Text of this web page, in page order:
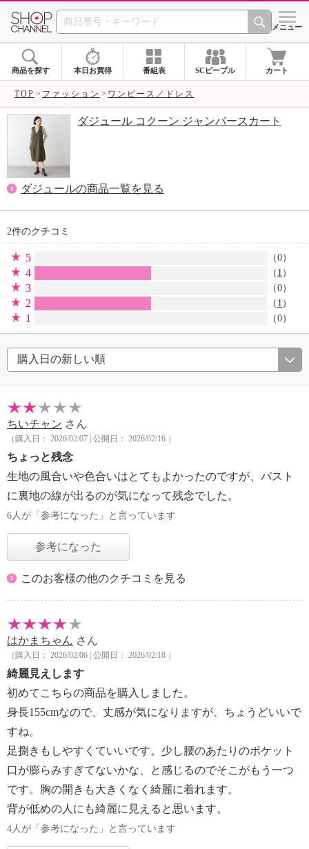
SHOP CHANNEL シメニュー
商品を探す 本日お買得 番組表 SCピープル カート
TOP ファッション ワンピース／ドレス
ダジュール コクーン ジャンパースカート
ダジュールの商品一覧を見る
2件のクチコミ
5 （0）
4 （ 1 ）
3 （0）
2 （ 1 ）
1 （0）
ちいチャン さん
（購入日： 2026/02/07 | 公開日： 2026/02/16 ）
ちょっと残念
生地の風合いや色合いはとてもよかったのですが、バスト
に裏地の線が出るのが気になって残念でした。
6人が「参考になった」と言っています
参考になった
このお客様の他のクチコミを見る
はかまちゃん さん
（購入日： 2026/02/06 | 公開日： 2026/02/18 ）
綺麗見えします
初めてこちらの商品を購入しました。
身長155cmなので、丈感が気になりますが、ちょうどいいで
すね。
足捌きもしやすくていいです。少し腰のあたりのポケット
口が膨らみすぎてないかな、と感じるのでそこがもう一つ
です。胸の開きも大きくなく綺麗に着れます。
背が低めの人にも綺麗に見えると思います。
4人が「参考になった」と言っています